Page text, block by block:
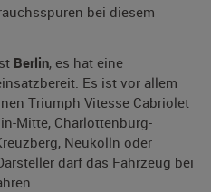
bei diesem
Berlin, es hat eine
Es ist vor allem
Triumph Vitesse Cabriolet
Mitte, Charlottenburg-
Neukölln oder
darf das Fahrzeug bei